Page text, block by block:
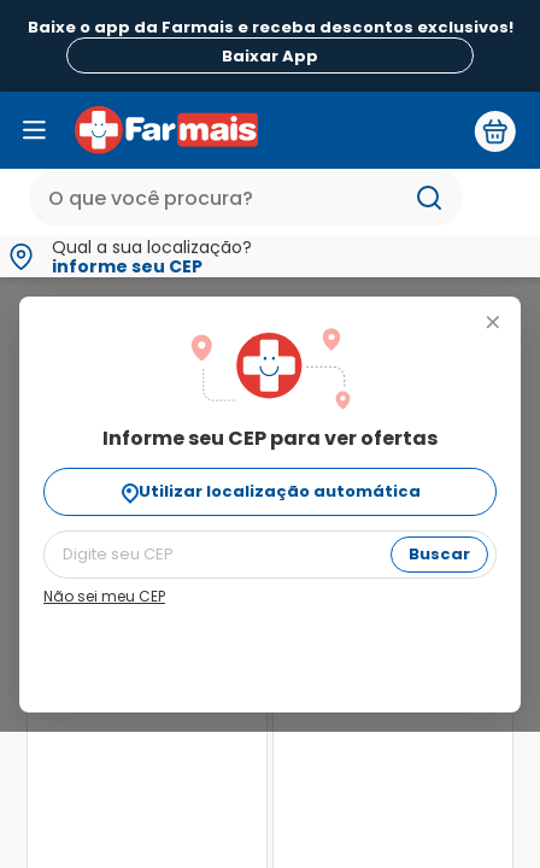
Baixe o app da Farmais e receba descontos exclusivos!
Baixar App
Qual a sua localização?
informe seu CEP
+
Informe seu CEP para ver ofertas
Utilizar localização automática
Buscar
Não sei meu CEP
kley hertz
farmaceutica s.a
Ordenar Por
relevância